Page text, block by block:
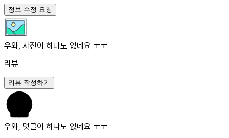
정보 수정 요청
우와, 사진이 하나도 없네요 ㅜㅜ
리뷰
리뷰 작성하기
우와, 댓글이 하나도 없네요 ㅜㅜ